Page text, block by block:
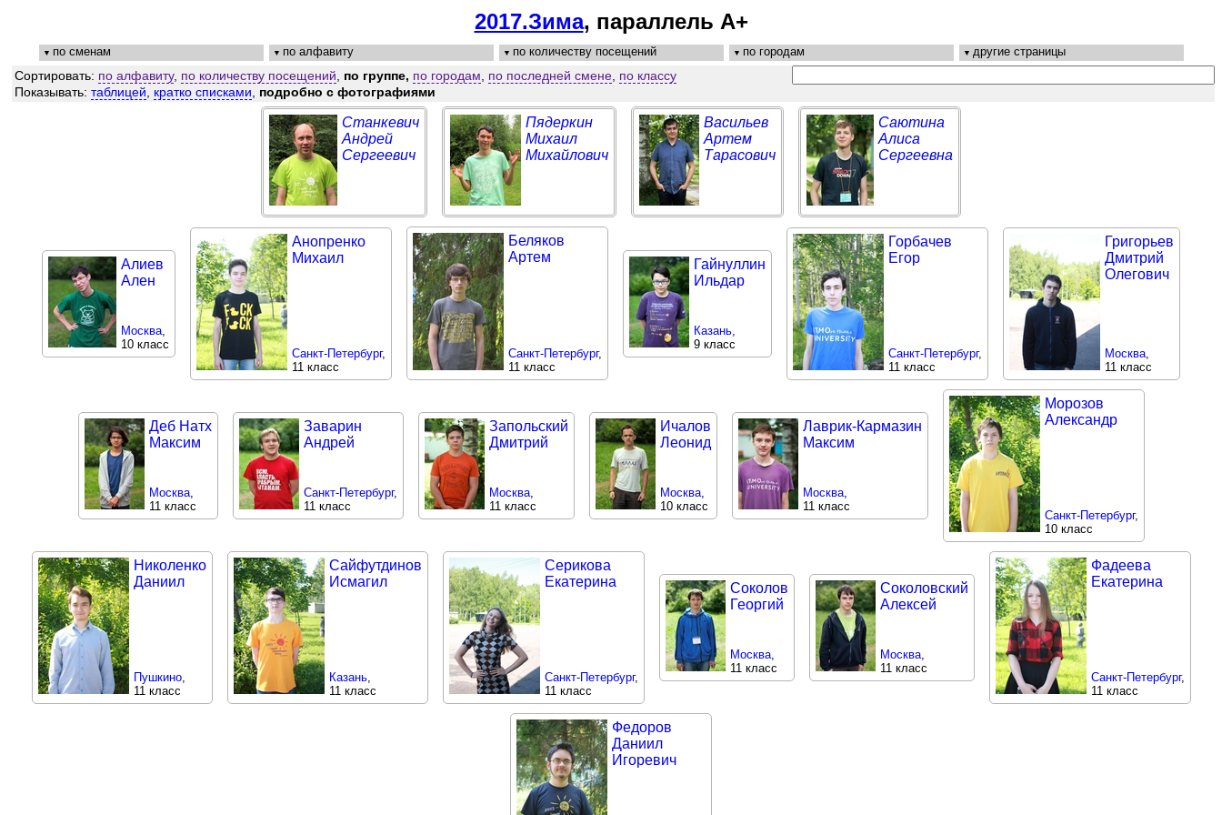
2017.Зима, параллель A+
по сменам по алфавиту по количеству посещений по городам другие страницы
Сортировать: по алфавиту, по количеству посещений по группе, по городам по последней смене по классу
Показывать: таблицей кратко списками подробно с фотографиями
Станкевич
Андрей
Сергеевич
Пядеркин
Михаил
Михайлович
Васильев
Артем
Тарасович
Саютина
Алиса
Сергеевна
Алиев
Ален
Москва
10 класс
Анопренко
Михаил
Санкт-Петербург,
11 класс
Беляков
Артем
Санкт-Петербург,
11 класс
Гайнуллин
Ильдар
Казань
9 класс
Горбачев
Егор
Санкт-Петербург,
11 класс
Григорьев
Дмитрий
Олегович
Москва
11 класс
Деб Натх
Максим
Москва,
11 класс
Заварин
Андрей
Санкт-Петербург,
11 класс
Запольский
Дмитрий
Москва,
11 класс
Ичалов
Леонид
Москва,
10 класс
Лаврик-Кармазин
Максим
Москва,
11 класс
Морозов
Александр
Санкт-Петербург,
10 класс
Николенко
Даниил
Пушкино,
11 класс
Сайфутдинов
Исмагил
Казань,
11 класс
Серикова
Екатерина
Санкт-Петербург,
11 класс
Соколов
Георгий
Москва,
11 класс
Соколовский
Алексей
Москва,
11 класс
Фадеева
Екатерина
Санкт-Петербург,
11 класс
Федоров
Даниил
Игоревич